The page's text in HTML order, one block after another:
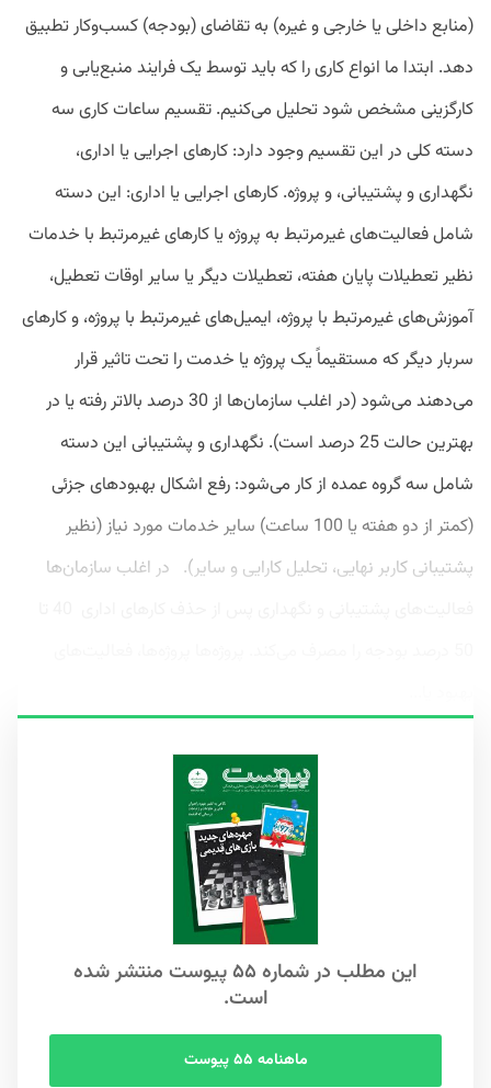
(منابع داخلی یا خارجی و غیره) به تقاضای (بودجه) کسب‌و‌کار تطبیق
دهد. ابتدا ما انواع کاری را که باید توسط یک فرایند منبع‌یابی و
کارگزینی مشخص شود تحلیل می‌کنیم. تقسیم ساعات کاری سه
دسته کلی در این تقسیم وجود دارد: کارهای اجرایی یا اداری،
نگهداری و پشتیبانی، و پروژه. کارهای اجرایی یا اداری: این دسته
شامل فعالیت‌های غیرمرتبط به پروژه یا کارهای غیرمرتبط با خدمات
نظیر تعطیلات پایان هفته، تعطیلات دیگر یا سایر اوقات تعطیل،
آموزش‌های غیرمرتبط با پروژه، ایمیل‌های غیرمرتبط با پروژه، و کارهای
سربار دیگر که مستقیماً یک پروژه یا خدمت را تحت تاثیر قرار
می‌دهند می‌شود (در اغلب سازمان‌ها از 30 درصد بالاتر رفته یا در
بهترین حالت 25 درصد است). نگهداری و پشتیبانی این دسته
شامل سه گروه عمده از کار می‌شود: رفع اشکال بهبودهای جزئی
(کمتر از دو هفته یا 100 ساعت) سایر خدمات مورد نیاز (نظیر
پشتیبانی کاربر نهایی، تحلیل کارایی و سایر). در اغلب سازمان‌ها
این مطلب در شماره ۵۵ پیوست منتشر شده
است.
ماهنامه ۵۵ پیوست